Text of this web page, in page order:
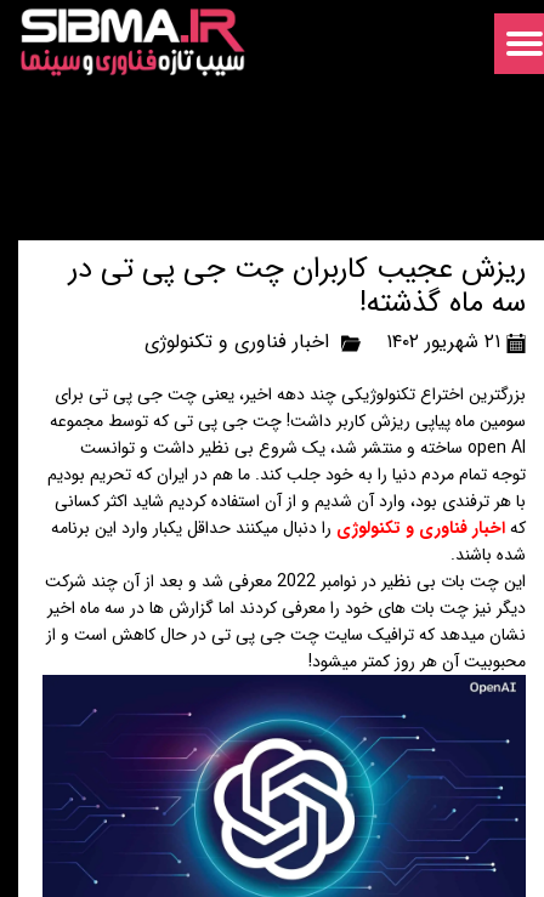
ریزش عجیب کاربران چت جی پی تی در
سه ماه گذشته!
۲۱ شهریور ۱۴۰۲ اخبار فناوری و تکنولوژی
بزرگترین اختراع تکنولوژیکی چند دهه اخیر، یعنی چت جی پی تی برای
سومین ماه پیاپی ریزش کاربر داشت! چت جی پی تی که توسط مجموعه
open AI ساخته و منتشر شد، یک شروع بی نظیر داشت و توانست
توجه تمام مردم دنیا را به خود جلب کند. ما هم در ایران که تحریم بودیم
با هر ترفندی بود، وارد آن شدیم و از آن استفاده کردیم شاید اکثر کسانی
کهاخبار فناوری و تکنولوژی را دنبال میکنند حداقل یکبار وارد این برنامه
شده باشند.
این چت بات بی نظیر در نوامبر 2022 معرفی شد و بعد از آن چند شرکت
دیگر نیز چت بات های خود را معرفی کردند اما گزارش ها در سه ماه اخیر
نشان میدهد که ترافیک سایت چت جی پی تی در حال کاهش است و از
محبوبیت آن هر روز کمتر میشود!